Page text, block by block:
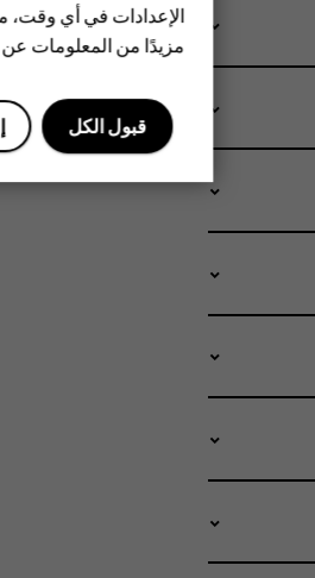
الإعدادات في أي وقت،
مزيدًا من المعلومات عن
قبول الكل